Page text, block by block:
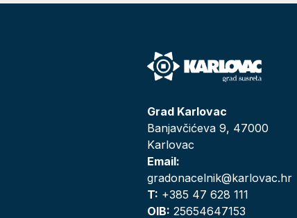
Grad Karlovac
Banjavčićeva 9, 47000
Karlovac
Email:
gradonacelnik@karlovac.hr
T: +385 47 628 111
OIB: 25654647153